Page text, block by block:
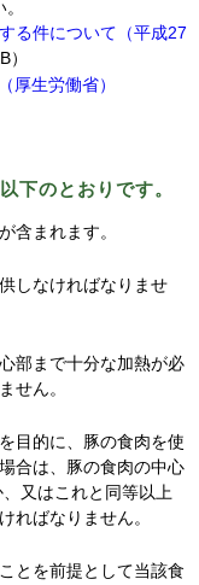
る件について（平成27
）
厚生労働省）
下のとおりです。
含まれます。
しなければなりませ
部まで十分な加熱が必
せん。
目的に、豚の食肉を使
合は、豚の食肉の中心
又はこれと同等以上
ればなりません。
とを前提として当該食